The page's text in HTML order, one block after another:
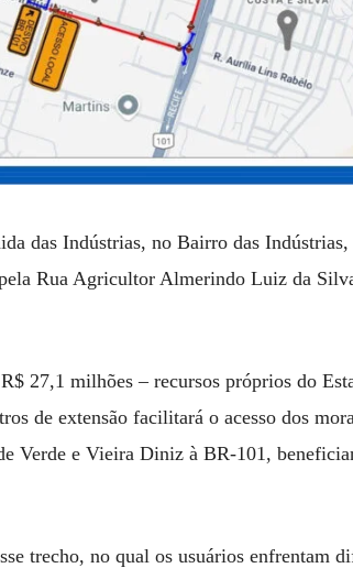
das Indústrias, no Bairro das
Rua Agricultor Almerindo Luiz da
27,1 milhões – recursos próprios do
de extensão facilitará o acesso dos
Verde e Vieira Diniz à BR-101,
trecho, no qual os usuários enfrentam